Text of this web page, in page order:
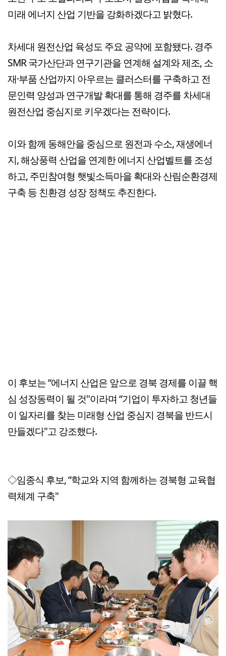
미래 에너지 산업 기반을 강화하겠다고 밝혔다.
차세대 원전산업 육성도 주요 공약에 포함됐다. 경주
SMR 국가산단과 연구기관을 연계해 설계와 제조, 소
재·부품 산업까지 아우르는 클러스터를 구축하고 전
문인력 양성과 연구개발 확대를 통해 경주를 차세대
원전산업 중심지로 키우겠다는 전략이다.
이와 함께 동해안을 중심으로 원전과 수소, 재생에너
지, 해상풍력 산업을 연계한 에너지 산업벨트를 조성
하고, 주민참여형 햇빛소득마을 확대와 산림순환경제
구축 등 친환경 성장 정책도 추진한다.
이 후보는 “에너지 산업은 앞으로 경북 경제를 이끌 핵
심 성장동력이 될 것"이라며 “기업이 투자하고 청년들
이 일자리를 찾는 미래형 산업 중심지 경북을 반드시
만들겠다"고 강조했다.
◇임종식 후보, “학교와 지역 함께하는 경북형 교육협
력체계 구축"